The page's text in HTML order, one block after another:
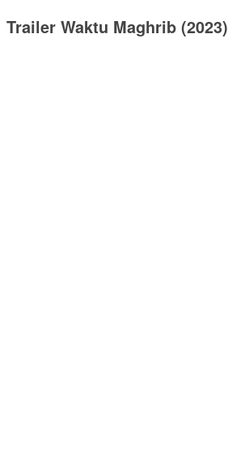
Trailer Waktu Maghrib (2023)